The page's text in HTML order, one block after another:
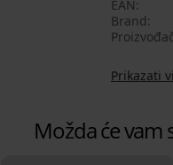
EAN
Brand
Proizvođač
Prikazati
Možda će vam